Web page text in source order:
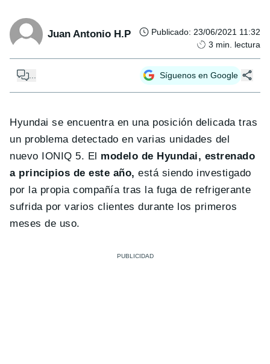
Juan Antonio H.P Publicado: 23/06/2021 11:32
3 min. lectura
Síguenos en Google
Hyundai se encuentra en una posición delicada tras
un problema detectado en varias unidades del
nuevo IONIQ 5. El modelo de Hyundai, estrenado
a principios de este año,está siendo investigado
por la propia compañía tras la fuga de refrigerante
sufrida por varios clientes durante los primeros
meses de uso.